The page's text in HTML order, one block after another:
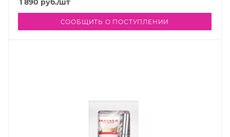
1 890 руб./шт
СООБЩИТЬ О ПОСТУПЛЕНИИ